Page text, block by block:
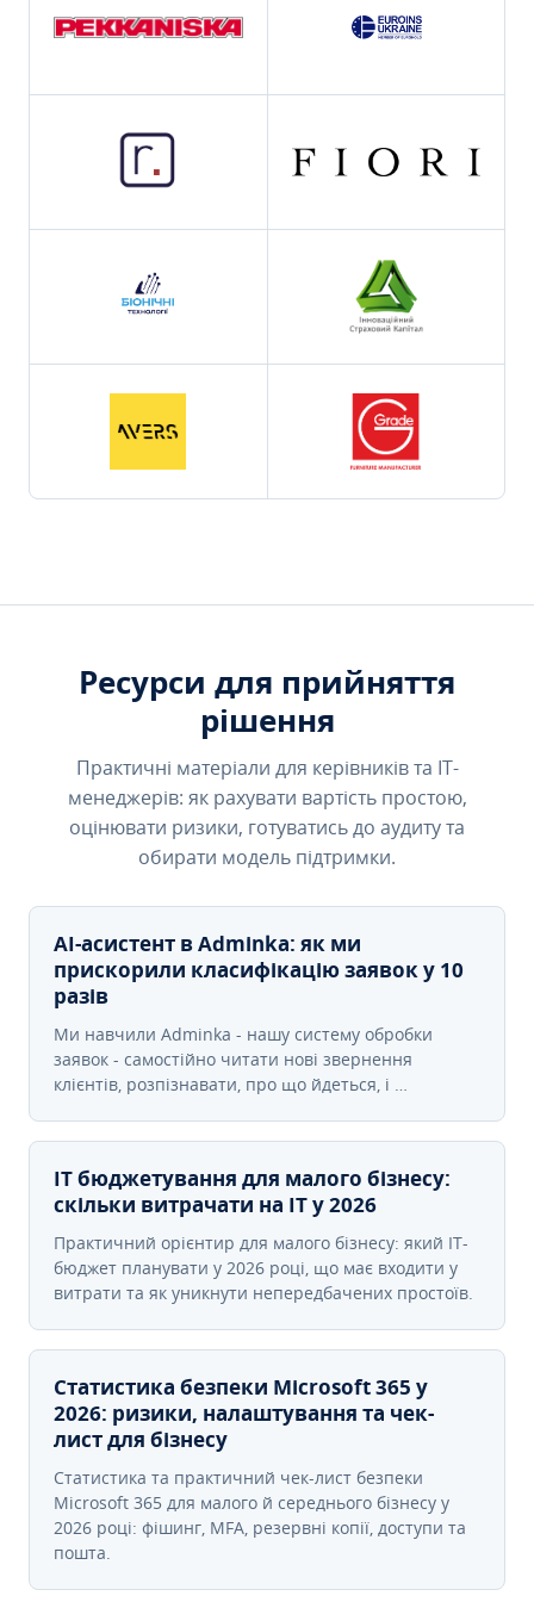
Ресурси для прийняття
рішення
Практичні матеріали для керівників та IT-
менеджерів: як рахувати вартість простою,
оцінювати ризики, готуватись до аудиту та
обирати модель підтримки.
AI-асистент в Adminka: як ми
прискорили класифікацію заявок у 10
разів
Ми навчили Adminka - нашу систему обробки
заявок - самостійно читати нові звернення
клієнтів, розпізнавати, про що йдеться, і …
IT бюджетування для малого бізнесу:
скільки витрачати на IT у 2026
Практичний орієнтир для малого бізнесу: який IT-
бюджет планувати у 2026 році, що має входити у
витрати та як уникнути непередбачених простоїв.
Статистика безпеки Microsoft 365 у
2026: ризики, налаштування та чек-
лист для бізнесу
Статистика та практичний чек-лист безпеки
Microsoft 365 для малого й середнього бізнесу у
2026 році: фішинг, MFA, резервні копії, доступи та
пошта.